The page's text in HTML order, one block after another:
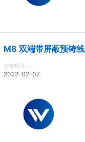
M8 双端带屏蔽预铸线
发布时间：
2022-02-07